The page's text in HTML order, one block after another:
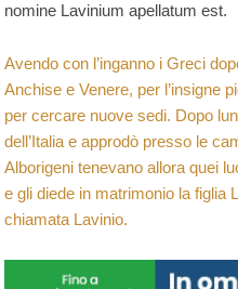
nomine Lavinium apellatum est.
Avendo con l’inganno i Greci
Anchise e Venere, per l’insigne
per cercare nuove sedi. Dopo
dell’Italia e approdò presso le
Alborigeni tenevano allora quei
e gli diede in matrimonio la figlia
chiamata Lavinio.